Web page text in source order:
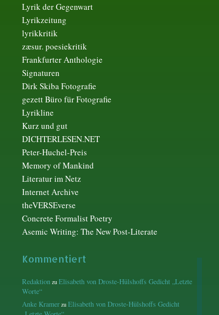
Lyrik der Gegenwart
Lyrikzeitung
lyrikkritik
zæsur. poesiekritik
Frankfurter Anthologie
Signaturen
Dirk Skiba Fotografie
gezett Büro für Fotografie
Lyrikline
Kurz und gut
DICHTERLESEN.NET
Peter-Huchel-Preis
Memory of Mankind
Literatur im Netz
Internet Archive
theVERSEverse
Concrete Formalist Poetry
Asemic Writing: The New Post-Literate
Kommentiert
RedaktionzuElisabeth von Droste-Hülshoffs Gedicht „Letzte
Worte“
Anke KramerzuElisabeth von Droste-Hülshoffs Gedicht